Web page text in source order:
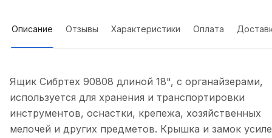
Описание Отзывы Характеристики Оплата
Ящик Сибртех 90808 длиной 18", с органайзерами,
используется для хранения и транспортировки
инструментов, оснастки, крепежа, хозяйственных
мелочей и других предметов. Крышка и замок